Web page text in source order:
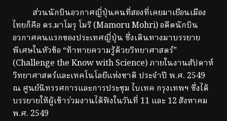
ส่วนนักบินอวกาศญี่ปุ่นคนที่สองที่เคยมาเยือนเมือง
ไทยก็คือ ดร.มาโมรุ โมริ (Mamoru Mohri) อดีตนักบิน
อวกาศคนแรกของประเทศญี่ปุ่น ซึ่งเดินทางมาบรรยาย
พิเศษในหัวข้อ “ท้าทายความรู้ด้วยวิทยาศาสตร์”
(Challenge the Know with Science) ภายในงานสัปดาห์
วิทยาศาสตร์และเทคโนโลยีแห่งชาติ ประจำปี พ.ศ. 2549
ณ ศูนย์นิทรรศการและการประชุม ไบเทค กรุงเทพฯ ซึ่งได้
บรรยายให้ผู้เข้าร่วมงานได้ฟังในวันที่ 11 และ 12 สิงหาคม
พ.ศ. 2549